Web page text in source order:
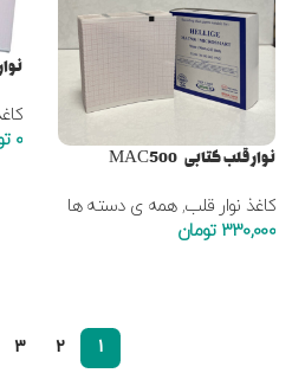
نوار قلب کتابی MAC500
کاغذ نوار قلب,همه ی دسته ها
330,000 تومان
نوار
0
1
2
3